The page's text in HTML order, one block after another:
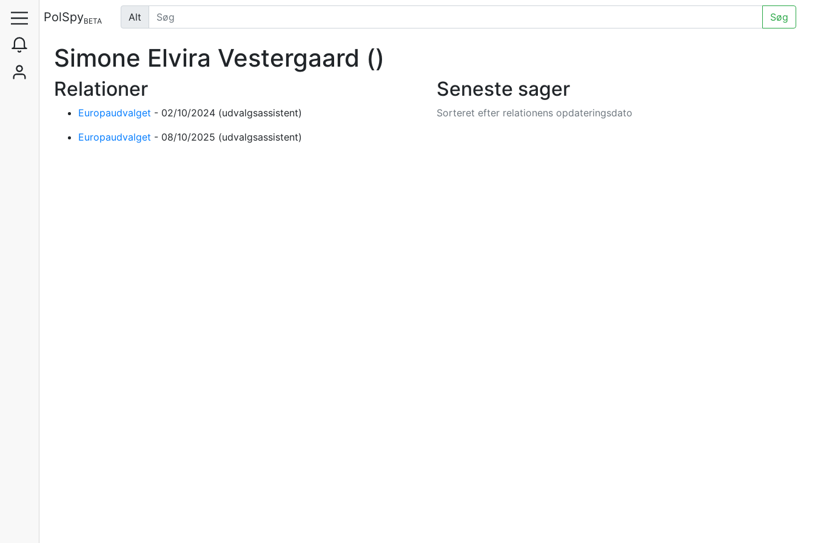
PolSpyBETA Alt Søg
Simone Elvira Vestergaard ()
Relationer
Europaudvalget - 02/10/2024 (udvalgsassistent)
Europaudvalget - 08/10/2025 (udvalgsassistent)
Seneste sager
Sorteret efter relationens opdateringsdato